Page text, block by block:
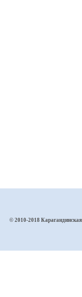
© 2010-2018